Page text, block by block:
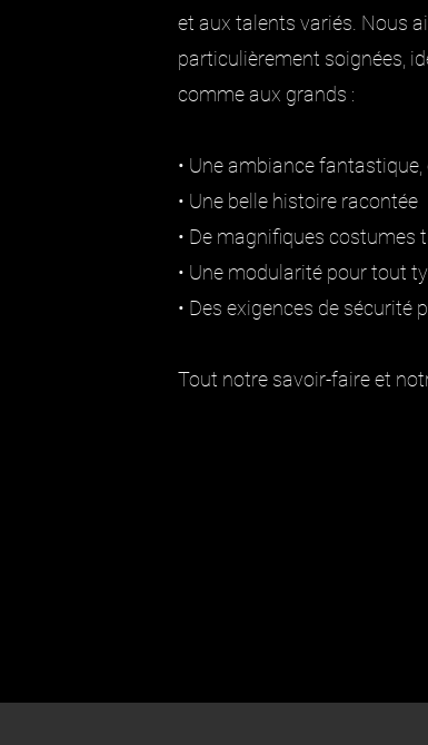
et aux talents variés. Nous
particulièrement soignées,
comme aux grands :
• Une ambiance
• Une belle histoire racontée
• De magnifiques costumes
• Une modularité pour tout
• Des exigences de
Tout notre savoir-faire et